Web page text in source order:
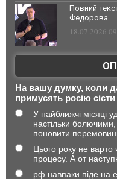
Повний
Федорова
18.07.2026
На вашу думку, коли
примусять росію сісти
У найближчі місяці
настільки
поновити
Цього року не варто
процесу. А от
рф навпаки піде на